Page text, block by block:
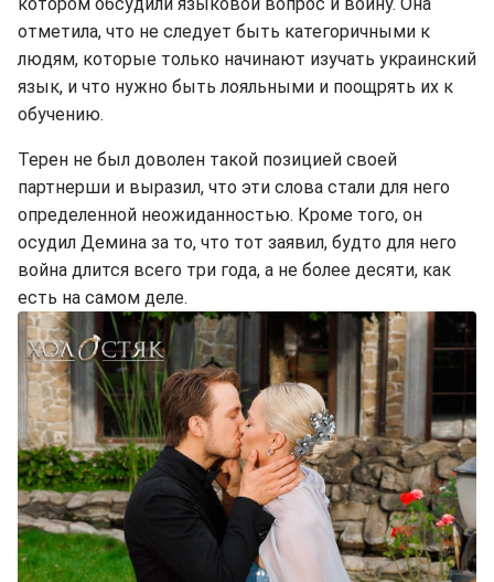
отметила, что не следует быть категоричными к
людям, которые только начинают изучать украинский
язык, и что нужно быть лояльными и поощрять их к
обучению.
Терен не был доволен такой позицией своей
партнерши и выразил, что эти слова стали для него
определенной неожиданностью. Кроме того, он
осудил Демина за то, что тот заявил, будто для него
война длится всего три года, а не более десяти, как
есть на самом деле.